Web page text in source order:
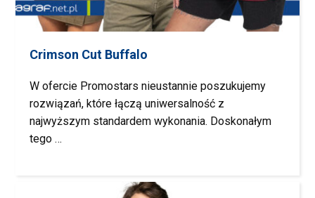
Crimson Cut Buffalo
W ofercie Promostars nieustannie poszukujemy
rozwiązań, które łączą uniwersalność z
najwyższym standardem wykonania. Doskonałym
tego …